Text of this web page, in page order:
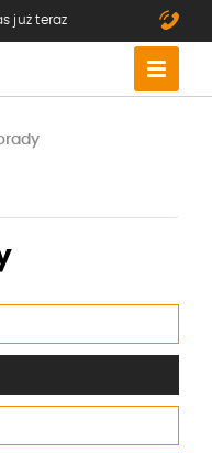
już teraz